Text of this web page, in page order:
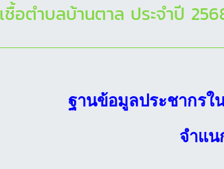
อตำบลบ้านตาล ประจำปี
ฐานข้อมูลประชากร
จำแน